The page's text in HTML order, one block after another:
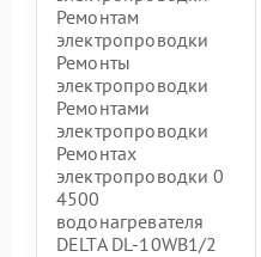
Ремонтам
электропроводки
Ремонты
электропроводки
Ремонтами
электропроводки
Ремонтах
электропроводки 0
4500
водонагревателя
DELTA DL-10WB1/2